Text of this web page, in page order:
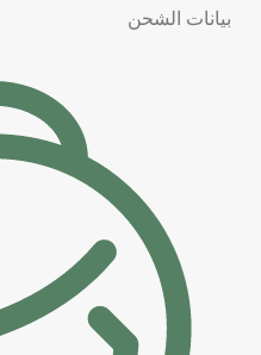
بيانات الشحن